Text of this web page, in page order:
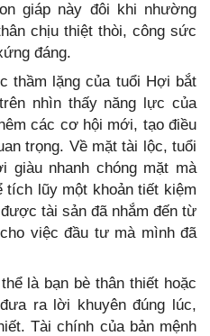
giáp này đôi khi nhường
chịu thiệt thòi, công sức
đáng.
thầm lặng của tuổi Hợi bắt
nhìn thấy năng lực của
các cơ hội mới, tạo điều
trọng. Về mặt tài lộc, tuổi
giàu nhanh chóng mặt mà
lũy một khoản tiết kiệm
tài sản đã nhắm đến từ
việc đầu tư mà mình đã
là bạn bè thân thiết hoặc
ra lời khuyên đúng lúc,
Tài chính của bản mệnh